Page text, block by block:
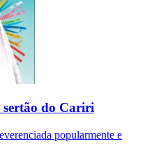
do Cariri
popularmente e